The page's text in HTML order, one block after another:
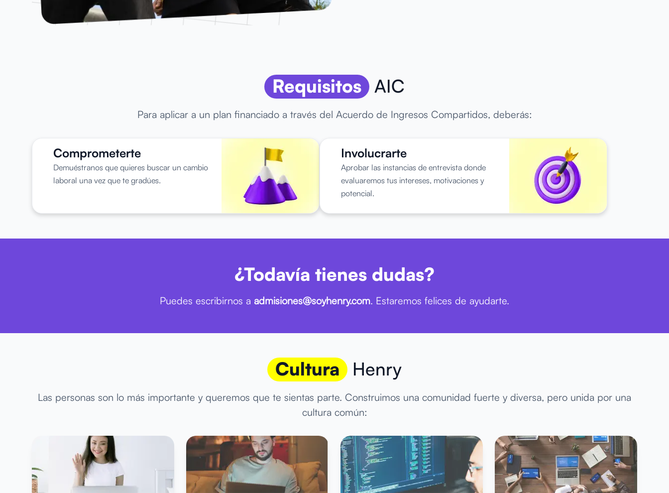
Requisitos AIC
Para aplicar a un plan financiado a través del Acuerdo de Ingresos Compartidos, deberás:
Comprometerte
Demuéstranos que quieres buscar un cambio
laboral una vez que te gradúes.
Involucrarte
Aprobar las instancias de entrevista donde
evaluaremos tus intereses, motivaciones y
potencial.
¿Todavía tienes dudas?
Puedes escribirnos a admisiones@soyhenry.com. Estaremos felices de ayudarte.
Cultura Henry
Las personas son lo más importante y queremos que te sientas parte. Construimos una comunidad fuerte y diversa, pero unida por una
cultura común: